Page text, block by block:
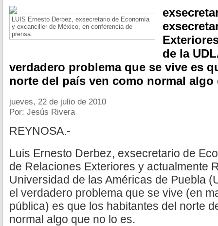
LUIS Ernesto Derbez, exsecretario de Economía
y excanciller de México, en conferencia de
prensa.
de la
verdadero problema que se vive es
norte del país ven como normal algo
jueves, 22 de julio de 2010
Por: Jesús Rivera
REYNOSA.-
Luis Ernesto Derbez, exsecretario de
de Relaciones Exteriores y actualmente
Universidad de las Américas de Puebla
el verdadero problema que se vive (en
pública) es que los habitantes del norte
normal algo que no lo es.